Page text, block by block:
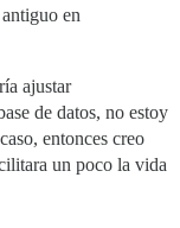
en
ajustar
de datos, no estoy
entonces creo
un poco la vida